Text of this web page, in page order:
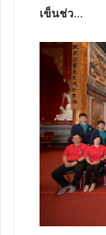
เข็นช่ว...